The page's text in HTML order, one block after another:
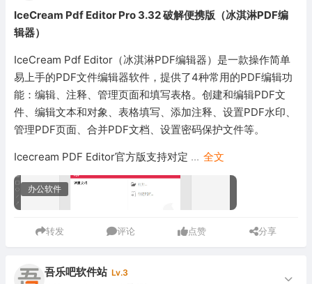
IceCream Pdf Editor Pro 3.32 破解便携版（冰淇淋PDF编
辑器）
IceCream Pdf Editor（冰淇淋PDF编辑器）是一款操作简单
易上手的PDF文件编辑器软件，提供了4种常用的PDF编辑功
能：编辑、注释、管理页面和填写表格。创建和编辑PDF文
件、编辑文本和对象、表格填写、添加注释、设置PDF水印、
管理PDF页面、合并PDF文档、设置密码保护文件等。
Icecream PDF Editor官方版支持对定 ... 全文
办公软件
转发 评论 点赞 分享
吾乐吧软件站 Lv.3